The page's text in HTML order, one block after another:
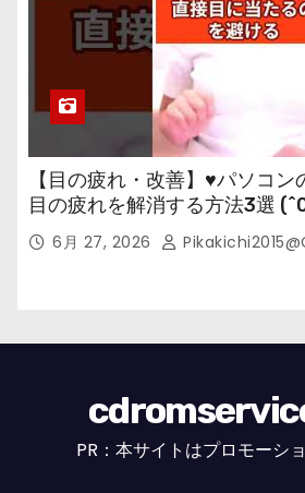
【目の疲れ・改善】♥パソコ
目の疲れを解消する方法3選
市の女性・美容鍼灸・整体師が
6月 27, 2026
PR：本サイトはプロモーシ